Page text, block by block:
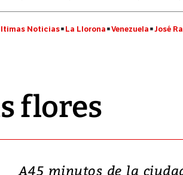
Noticias La Llorona Venezuela José
flores
A45 minutos de la